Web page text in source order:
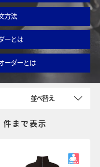
方法
ーとは
ーダーとは
並べ替え
件まで表示